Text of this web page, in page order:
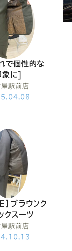
で個性的な
象に]
屋駅前店
】ブラウンク
クスーツ
屋駅前店